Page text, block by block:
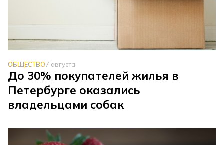
ОБЩЕСТВО7 августа
До 30% покупателей жилья в
Петербурге оказались
владельцами собак